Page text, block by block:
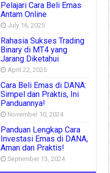
Pelajari Cara Beli Emas
Antam Online
July 16, 2025
Rahasia Sukses Trading
Binary di MT4 yang
Jarang Diketahui
April 22, 2025
Cara Beli Emas di DANA:
Simpel dan Praktis, Ini
Panduannya!
November 10, 2024
Panduan Lengkap Cara
Investasi Emas di DANA,
Aman dan Praktis!
September 13, 2024